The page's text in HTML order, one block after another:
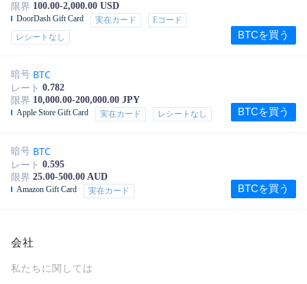
限界 100.00-2,000.00 USD
DoorDash Gift Card 実在カード
Eコード
レシートなし
BTCを買う
暗号 BTC
レート 0.782
限界 10,000.00-200,000.00 JPY
Apple Store Gift Card 実在カード レシートなし BTCを買う
暗号 BTC
レート 0.595
限界 25.00-500.00 AUD
Amazon Gift Card 実在カード BTCを買う
会社
私たちに関しては